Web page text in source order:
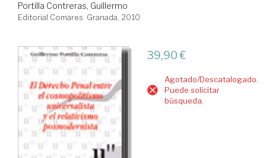
Portilla Contreras, Guillermo
Editorial Comares. Granada, 2010
39,90 €
Agotado/Descatalogado.
Puede solicitar
búsqueda.